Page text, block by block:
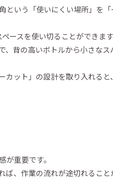
という「使いにくい場所」を「
ースを使い切ることができます
、背の高いボトルから小さなス
カット」の設計を取り入れると
重要です。
ば、作業の流れが途切れること